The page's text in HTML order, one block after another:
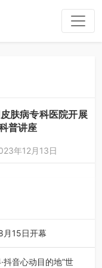
肤病专科医院开展
普讲座
年12月13日
月15日开幕
周媒体通气会在世
抖音心动目的地”世